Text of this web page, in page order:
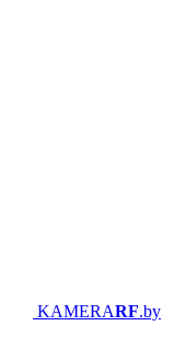
KAMERARF.by